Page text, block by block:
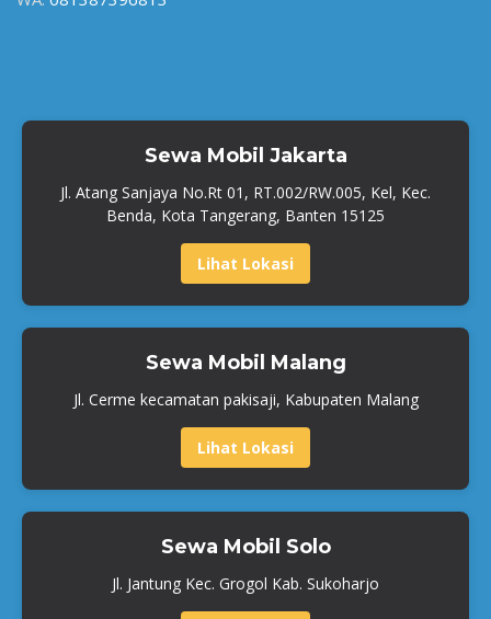
Sewa Mobil Jakarta
Jl. Atang Sanjaya No.Rt 01, RT.002/RW.005, Kel, Kec.
Benda, Kota Tangerang, Banten 15125
Lihat Lokasi
Sewa Mobil Malang
Jl. Cerme kecamatan pakisaji, Kabupaten Malang
Lihat Lokasi
Sewa Mobil Solo
Jl. Jantung Kec. Grogol Kab. Sukoharjo